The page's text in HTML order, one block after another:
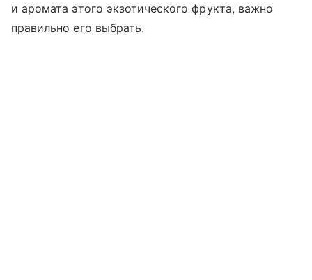
и аромата этого экзотического фрукта, важно
правильно его выбрать.